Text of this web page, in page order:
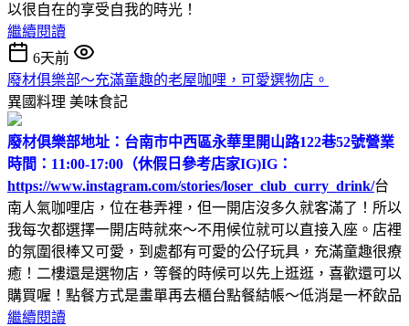
以很自在的享受自我的時光！
繼續閱讀
6天前
廢材俱樂部～充滿童趣的老屋咖哩，可愛選物店。
異國料理 美味食記
廢材俱樂部地址：台南市中西區永華里開山路122巷52號營業
時間：11:00-17:00（休假日參考店家IG)IG：
https://www.instagram.com/stories/loser_club_curry_drink/台
南人氣咖哩店，位在巷弄裡，但一開店沒多久就客滿了！所以
我每次都選擇一開店時就來～不用候位就可以直接入座。店裡
的氛圍很棒又可愛，到處都有可愛的公仔玩具，充滿童趣很療
癒！二樓還是選物店，等餐的時候可以先上逛逛，喜歡還可以
購買喔！點餐方式是畫單再去櫃台點餐結帳～低消是一杯飲品
繼續閱讀